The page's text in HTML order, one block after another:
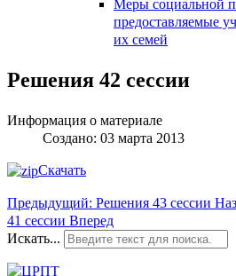
Меры социальной
предоставляемые
их семей
Решения 42 сессии
Информация о материале
Создано: 03 марта 2013
Скачать
Предыдущий: Решения 43 сессии
41 сессии Вперед
Искать...